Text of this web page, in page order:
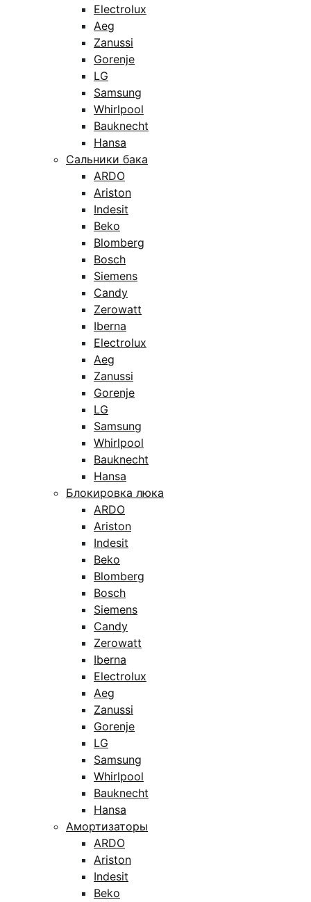
Electrolux
Aeg
Zanussi
Gorenje
LG
Samsung
Whirlpool
Bauknecht
Hansa
Сальники бака
ARDO
Ariston
Indesit
Beko
Blomberg
Bosch
Siemens
Candy
Zerowatt
Iberna
Electrolux
Aeg
Zanussi
Gorenje
LG
Samsung
Whirlpool
Bauknecht
Hansa
Блокировка люка
ARDO
Ariston
Indesit
Beko
Blomberg
Bosch
Siemens
Candy
Zerowatt
Iberna
Electrolux
Aeg
Zanussi
Gorenje
LG
Samsung
Whirlpool
Bauknecht
Hansa
Амортизаторы
ARDO
Ariston
Indesit
Beko